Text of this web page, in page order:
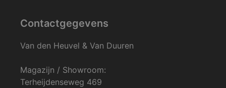
Contactgegevens
Van den Heuvel & Van Duuren
Magazijn / Showroom:
Terheijdenseweg 469